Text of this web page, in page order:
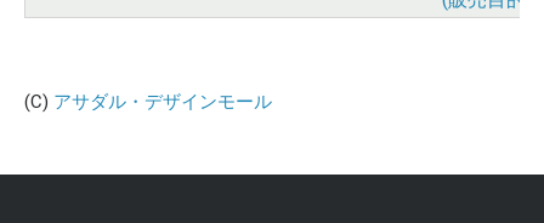
(C) アサダル・デザインモール